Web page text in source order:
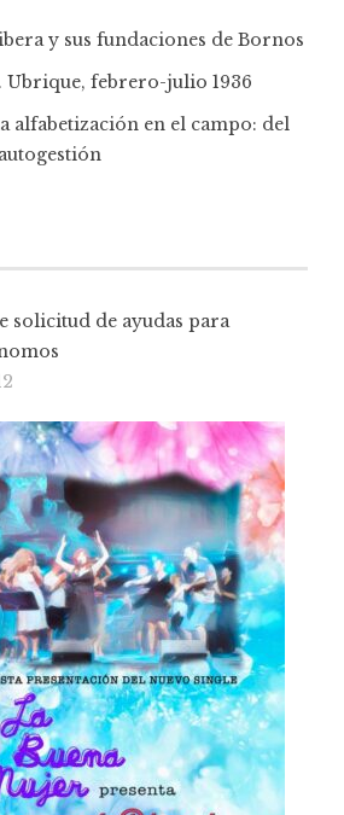
y sus fundaciones de Bornos
Ubrique, febrero-julio 1936
alfabetización en el campo: del
solicitud de ayudas para